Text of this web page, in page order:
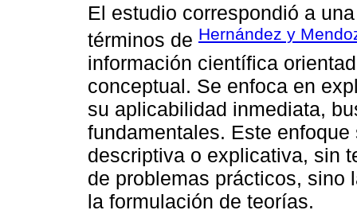
El estudio correspondió a
términos de Hernández y
información científica
conceptual. Se enfoca en
su aplicabilidad inmediata,
fundamentales. Este
descriptiva o explicativa, sin
de problemas prácticos, sino
la formulación de teorías.